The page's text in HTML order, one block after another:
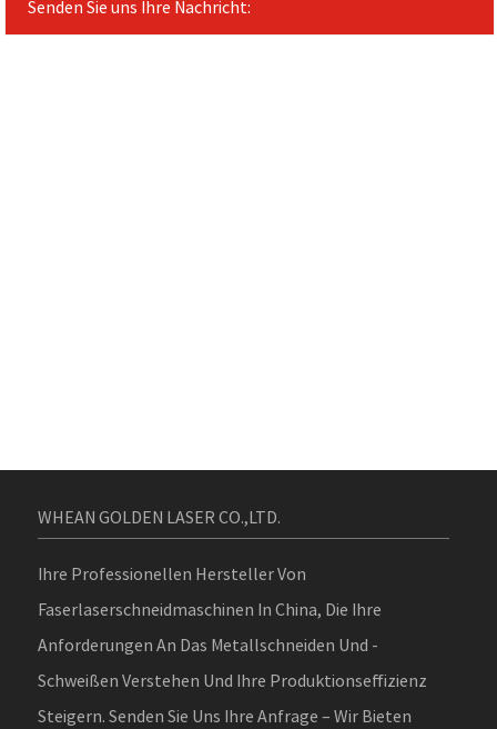
Senden Sie uns Ihre Nachricht:
WHEAN GOLDEN LASER CO.,LTD.
Ihre Professionellen Hersteller Von
Faserlaserschneidmaschinen In China, Die Ihre
Anforderungen An Das Metallschneiden Und -
Schweißen Verstehen Und Ihre Produktionseffizienz
Steigern. Senden Sie Uns Ihre Anfrage – Wir Bieten